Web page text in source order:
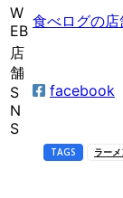
W
EB
食べログの店
店
舗
S
N
S
facebook
TAGS ラー